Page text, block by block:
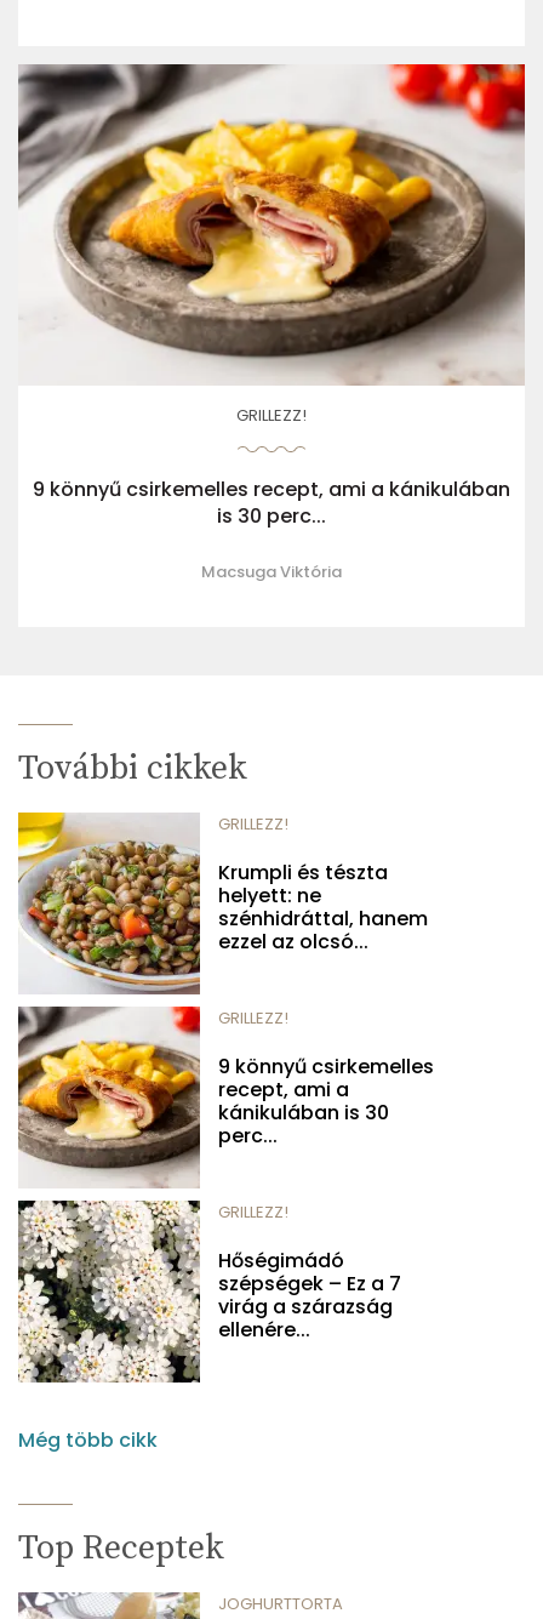
GRILLEZZ!
9 könnyű csirkemelles recept, ami a kánikulában
is 30 perc...
Macsuga Viktória
További cikkek
GRILLEZZ!
Krumpli és tészta
helyett: ne
szénhidráttal, hanem
ezzel az olcsó...
GRILLEZZ!
9 könnyű csirkemelles
recept, ami a
kánikulában is 30
perc...
GRILLEZZ!
Hőségimádó
szépségek – Ez a 7
virág a szárazság
ellenére...
Még több cikk
Top Receptek
JOGHURTTORTA